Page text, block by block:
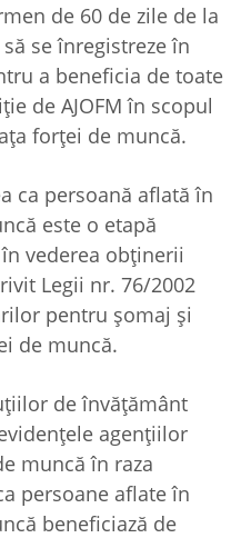
de 60 de zile de la
se înregistreze în
a beneficia de toate
de AJOFM în scopul
forţei de muncă.
ca persoană aflată în
este o etapă
vederea obținerii
Legii nr. 76/2002
pentru șomaj și
de muncă.
de învățământ
agenţiilor
muncă în raza
persoane aflate în
beneficiază de